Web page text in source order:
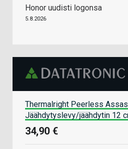
Honor uudisti logonsa
5.8.2026
Thermalright Peerless
Jäähdytyslevy/jäähdytin 12
34,90 €